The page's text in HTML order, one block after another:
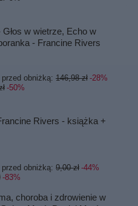
w wietrze, Echo w
- Francine Rivers
obniżką: 146,98 zł -28%
-50%
Rivers - książka +
obniżką: 9,00 zł -44%
-83%
choroba i zdrowienie w